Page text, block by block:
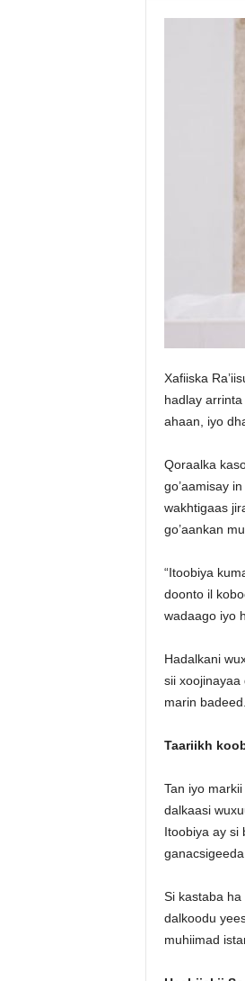
Xafiiska
hadlay
ahaan, iyo
Qoraalka
go’aamisay
wakhtigaas
go’aankan
“Itoobiya
doonto il
wadaago iyo
Hadalkani
sii
marin badeed.
Taariikh
Tan iyo
dalkaasi
Itoobiya ay si
ganacsigeeda
Si kastaba
dalkoodu
muhiimad